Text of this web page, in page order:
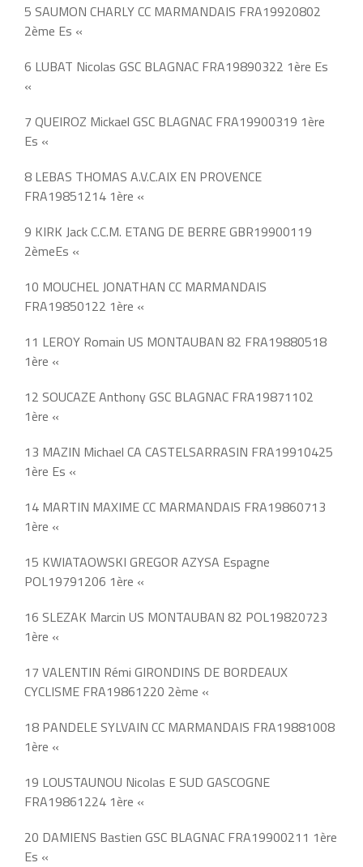
5 SAUMON CHARLY CC MARMANDAIS FRA19920802
2ème Es «
6 LUBAT Nicolas GSC BLAGNAC FRA19890322 1ère Es
«
7 QUEIROZ Mickael GSC BLAGNAC FRA19900319 1ère
Es «
8 LEBAS THOMAS A.V.C.AIX EN PROVENCE
FRA19851214 1ère «
9 KIRK Jack C.C.M. ETANG DE BERRE GBR19900119
2èmeEs «
10 MOUCHEL JONATHAN CC MARMANDAIS
FRA19850122 1ère «
11 LEROY Romain US MONTAUBAN 82 FRA19880518
1ère «
12 SOUCAZE Anthony GSC BLAGNAC FRA19871102
1ère «
13 MAZIN Michael CA CASTELSARRASIN FRA19910425
1ère Es «
14 MARTIN MAXIME CC MARMANDAIS FRA19860713
1ère «
15 KWIATAOWSKI GREGOR AZYSA Espagne
POL19791206 1ère «
16 SLEZAK Marcin US MONTAUBAN 82 POL19820723
1ère «
17 VALENTIN Rémi GIRONDINS DE BORDEAUX
CYCLISME FRA19861220 2ème «
18 PANDELE SYLVAIN CC MARMANDAIS FRA19881008
1ère «
19 LOUSTAUNOU Nicolas E SUD GASCOGNE
FRA19861224 1ère «
20 DAMIENS Bastien GSC BLAGNAC FRA19900211 1ère
Es «